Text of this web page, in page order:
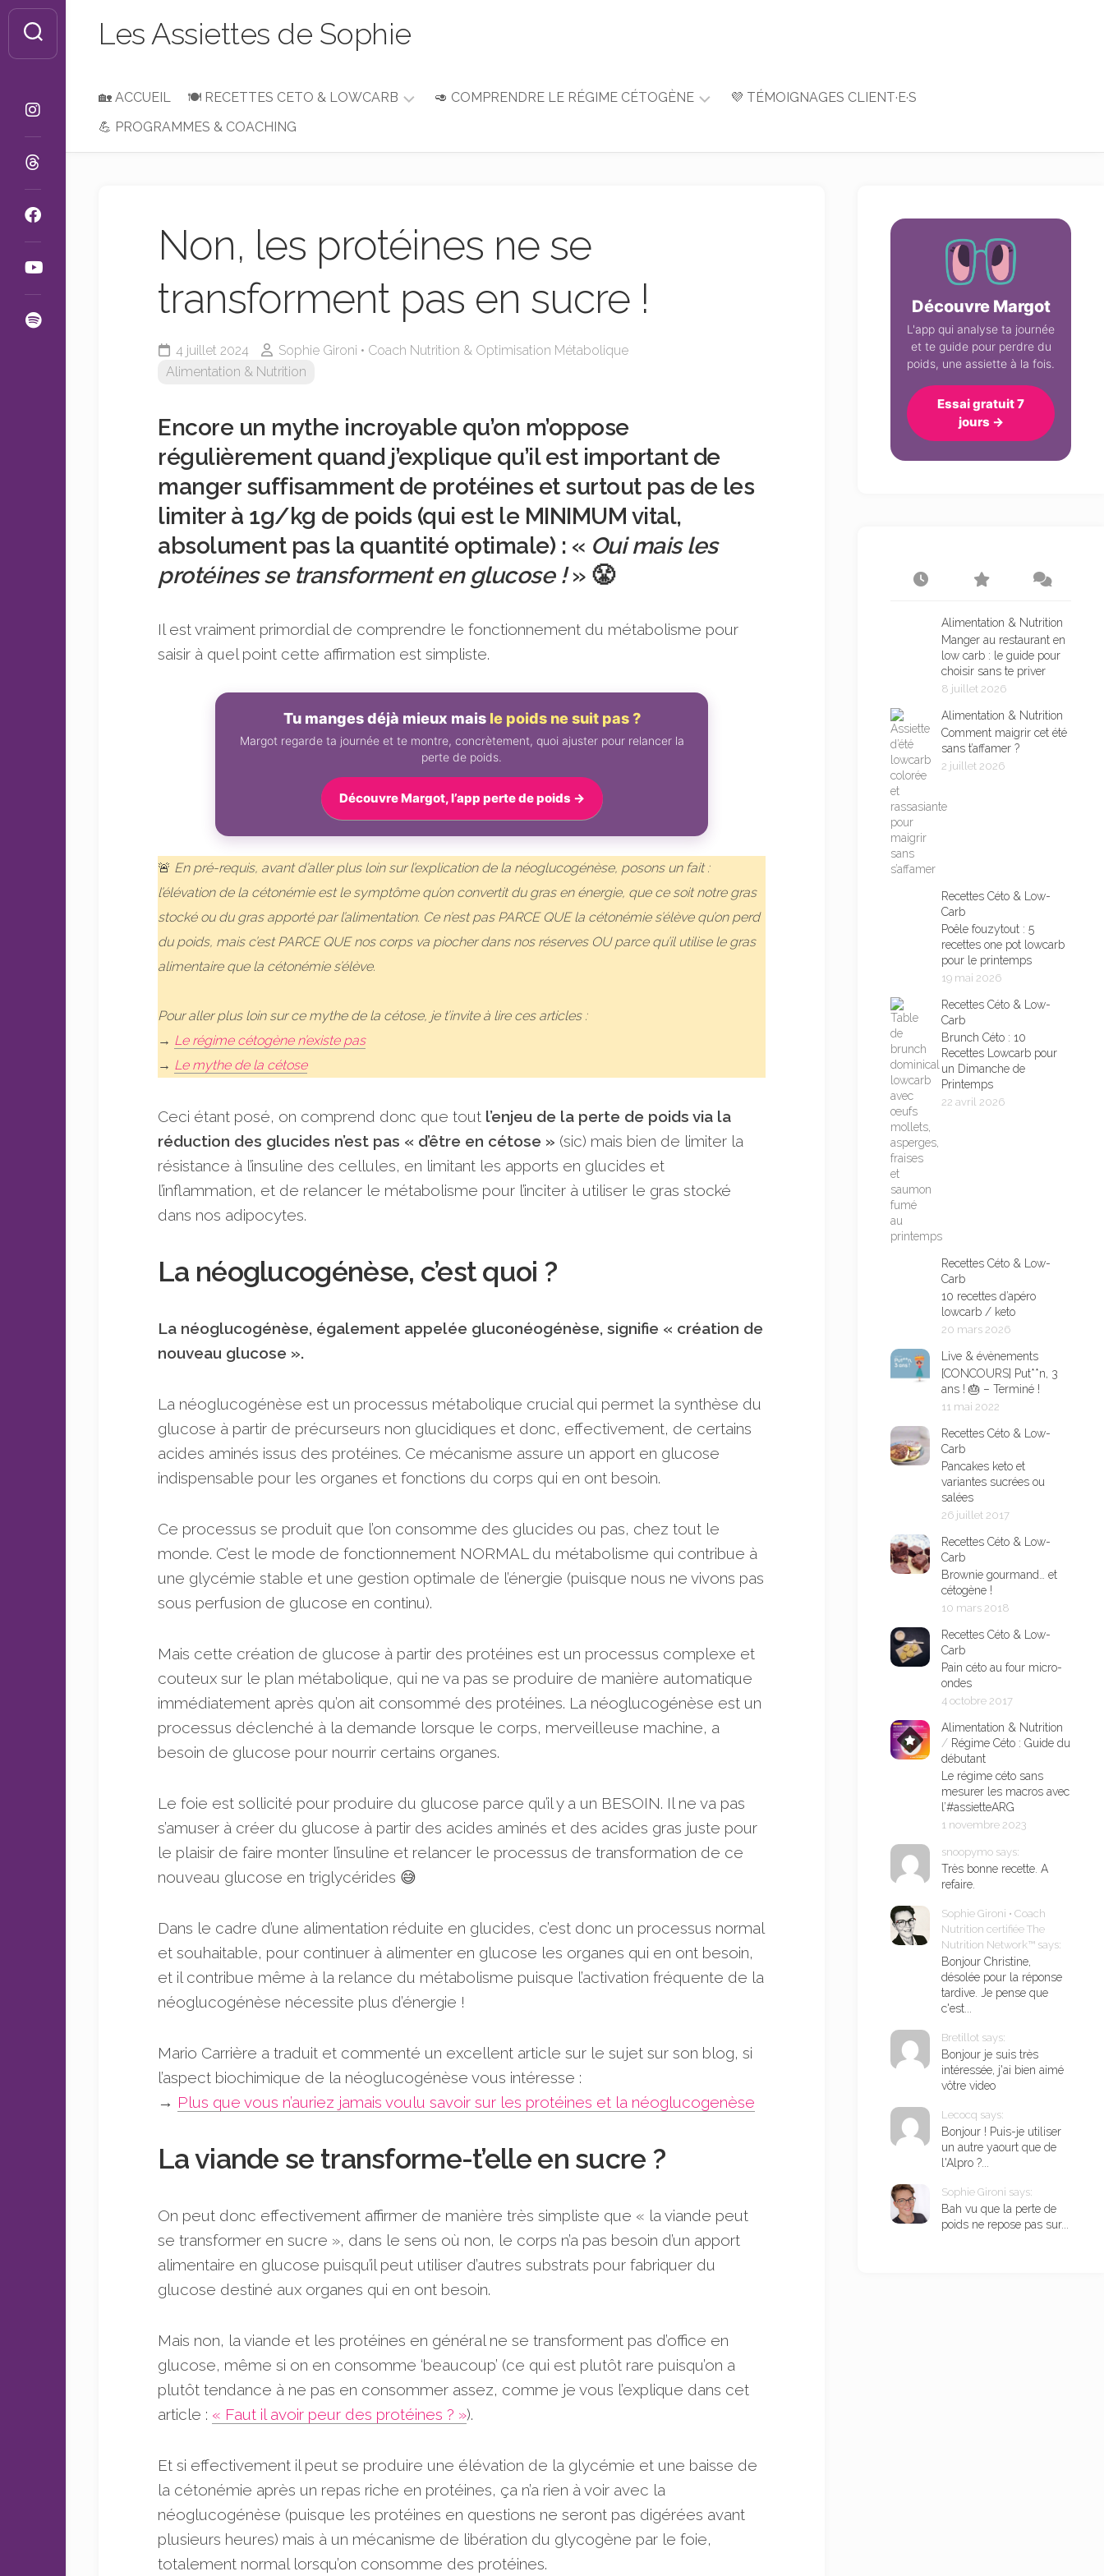
Skip
content
Les Assiettes de Sophie
🏡 ACCUEIL 🍽 RECETTES CETO & LOWCARB
Petit-
Entrées
&
Plats
Desserts
sans
🥑 COMPRENDRE LE RÉGIME CÉTOGÈNE
Guide
Nutrition
💜 TÉMOIGNAGES CLIENT·E·S
💪 PROGRAMMES & COACHING
Non, les protéines ne se
transforment pas en sucre !
4 juillet 2024
Sophie Gironi • Coach Nutrition & Optimisation Métabolique
Alimentation & Nutrition
Encore un mythe incroyable qu’on m’oppose
régulièrement quand j’explique qu’il est important de
manger suffisamment de protéines et surtout pas de les
limiter à 1g/kg de poids (qui est le MINIMUM vital,
absolument pas la quantité optimale) : « Oui mais les
protéines se transforment en glucose !» 😤
Il est vraiment primordial de comprendre le fonctionnement du métabolisme pour
saisir à quel point cette affirmation est simpliste.
Tu manges déjà mieux mais le poids ne suit pas ?
Margot regarde ta journée et te montre, concrètement, quoi ajuster pour relancer la
perte de poids.
Découvre Margot, l’app perte de poids →
🚨 En pré-requis, avant d’aller plus loin sur l’explication de la néoglucogénèse, posons un fait :
l’élévation de la cétonémie est le symptôme qu’on convertit du gras en énergie, que ce soit notre gras
stocké ou du gras apporté par l’alimentation. Ce n’est pas PARCE QUE la cétonémie s’élève qu’on perd
du poids, mais c’est PARCE QUE nos corps va piocher dans nos réserves OU parce qu’il utilise le gras
alimentaire que la cétonémie s’élève.
Pour aller plus loin sur ce mythe de la cétose, je t’invite à lire ces articles :
→ Le régime cétogène n’existe pas
→ Le mythe de la cétose
Ceci étant posé, on comprend donc que tout l’enjeu de la perte de poids via la
réduction des glucides n’est pas « d’être en cétose » (sic) mais bien de limiter la
résistance à l’insuline des cellules, en limitant les apports en glucides et
l’inflammation, et de relancer le métabolisme pour l’inciter à utiliser le gras stocké
dans nos adipocytes.
La néoglucogénèse, c’est quoi ?
La néoglucogénèse, également appelée gluconéogénèse, signifie « création de
nouveau glucose ».
La néoglucogénèse est un processus métabolique crucial qui permet la synthèse du
glucose à partir de précurseurs non glucidiques et donc, effectivement, de certains
acides aminés issus des protéines. Ce mécanisme assure un apport en glucose
indispensable pour les organes et fonctions du corps qui en ont besoin.
Ce processus se produit que l’on consomme des glucides ou pas, chez tout le
monde. C’est le mode de fonctionnement NORMAL du métabolisme qui contribue à
une glycémie stable et une gestion optimale de l’énergie (puisque nous ne vivons pas
sous perfusion de glucose en continu).
Mais cette création de glucose à partir des protéines est un processus complexe et
couteux sur le plan métabolique, qui ne va pas se produire de manière automatique
immédiatement après qu’on ait consommé des protéines. La néoglucogénèse est un
processus déclenché à la demande lorsque le corps, merveilleuse machine, a
besoin de glucose pour nourrir certains organes.
Le foie est sollicité pour produire du glucose parce qu’il y a un BESOIN. Il ne va pas
s’amuser à créer du glucose à partir des acides aminés et des acides gras juste pour
le plaisir de faire monter l’insuline et relancer le processus de transformation de ce
nouveau glucose en triglycérides 😅
Dans le cadre d’une alimentation réduite en glucides, c’est donc un processus normal
et souhaitable, pour continuer à alimenter en glucose les organes qui en ont besoin,
et il contribue même à la relance du métabolisme puisque l’activation fréquente de la
néoglucogénèse nécessite plus d’énergie !
Mario Carrière a traduit et commenté un excellent article sur le sujet sur son blog, si
l’aspect biochimique de la néoglucogénèse vous intéresse :
→ Plus que vous n’auriez jamais voulu savoir sur les protéines et la néoglucogenèse
La viande se transforme-t’elle en sucre ?
On peut donc effectivement affirmer de manière très simpliste que « la viande peut
se transformer en sucre », dans le sens où non, le corps n’a pas besoin d’un apport
alimentaire en glucose puisqu’il peut utiliser d’autres substrats pour fabriquer du
glucose destiné aux organes qui en ont besoin.
Mais non, la viande et les protéines en général ne se transforment pas d’office en
glucose, même si on en consomme ‘beaucoup’ (ce qui est plutôt rare puisqu’on a
plutôt tendance à ne pas en consommer assez, comme je vous l’explique dans cet
article : « Faut il avoir peur des protéines ? »).
Et si effectivement il peut se produire une élévation de la glycémie et une baisse de
la cétonémie après un repas riche en protéines, ça n’a rien à voir avec la
néoglucogénèse (puisque les protéines en questions ne seront pas digérées avant
plusieurs heures) mais à un mécanisme de libération du glycogène par le foie,
totalement normal lorsqu’on consomme des protéines.
Découvre Margot
L'app qui analyse ta journée
et te guide pour perdre du
poids, une assiette à la fois.
Essai gratuit 7
jours →
Alimentation & Nutrition
Manger au restaurant en
low carb : le guide pour
choisir sans te priver
8 juillet 2026
Alimentation & Nutrition
Comment maigrir cet été
sans t’affamer ?
2 juillet 2026
Recettes Céto & Low-
Carb
Poêle fouzytout : 5
recettes one pot lowcarb
pour le printemps
19 mai 2026
Recettes Céto & Low-
Carb
Brunch Céto : 10
Recettes Lowcarb pour
un Dimanche de
Printemps
22 avril 2026
Recettes Céto & Low-
Carb
10 recettes d’apéro
lowcarb / keto
20 mars 2026
Live & évènements
[CONCOURS] Put**n, 3
ans ! 🎂 – Terminé !
11 mai 2022
Recettes Céto & Low-
Carb
Pancakes keto et
variantes sucrées ou
salées
26 juillet 2017
Recettes Céto & Low-
Carb
Brownie gourmand… et
cétogène !
10 mars 2018
Recettes Céto & Low-
Carb
Pain céto au four micro-
ondes
4 octobre 2017
Alimentation & Nutrition
/ Régime Céto : Guide du
débutant
Le régime céto sans
mesurer les macros avec
l’#assietteARG
1 novembre 2023
snoopymo says:
Très bonne recette. A
refaire.
Sophie Gironi • Coach
Nutrition certifiée The
Nutrition Network™ says:
Bonjour Christine,
désolée pour la réponse
tardive. Je pense que
c'est...
Bretillot says:
Bonjour je suis très
intéressée, j'ai bien aimé
vôtre video
Lecocq says:
Bonjour ! Puis-je utiliser
un autre yaourt que de
l'Alpro ?...
Sophie Gironi says:
Bah vu que la perte de
poids ne repose pas sur...